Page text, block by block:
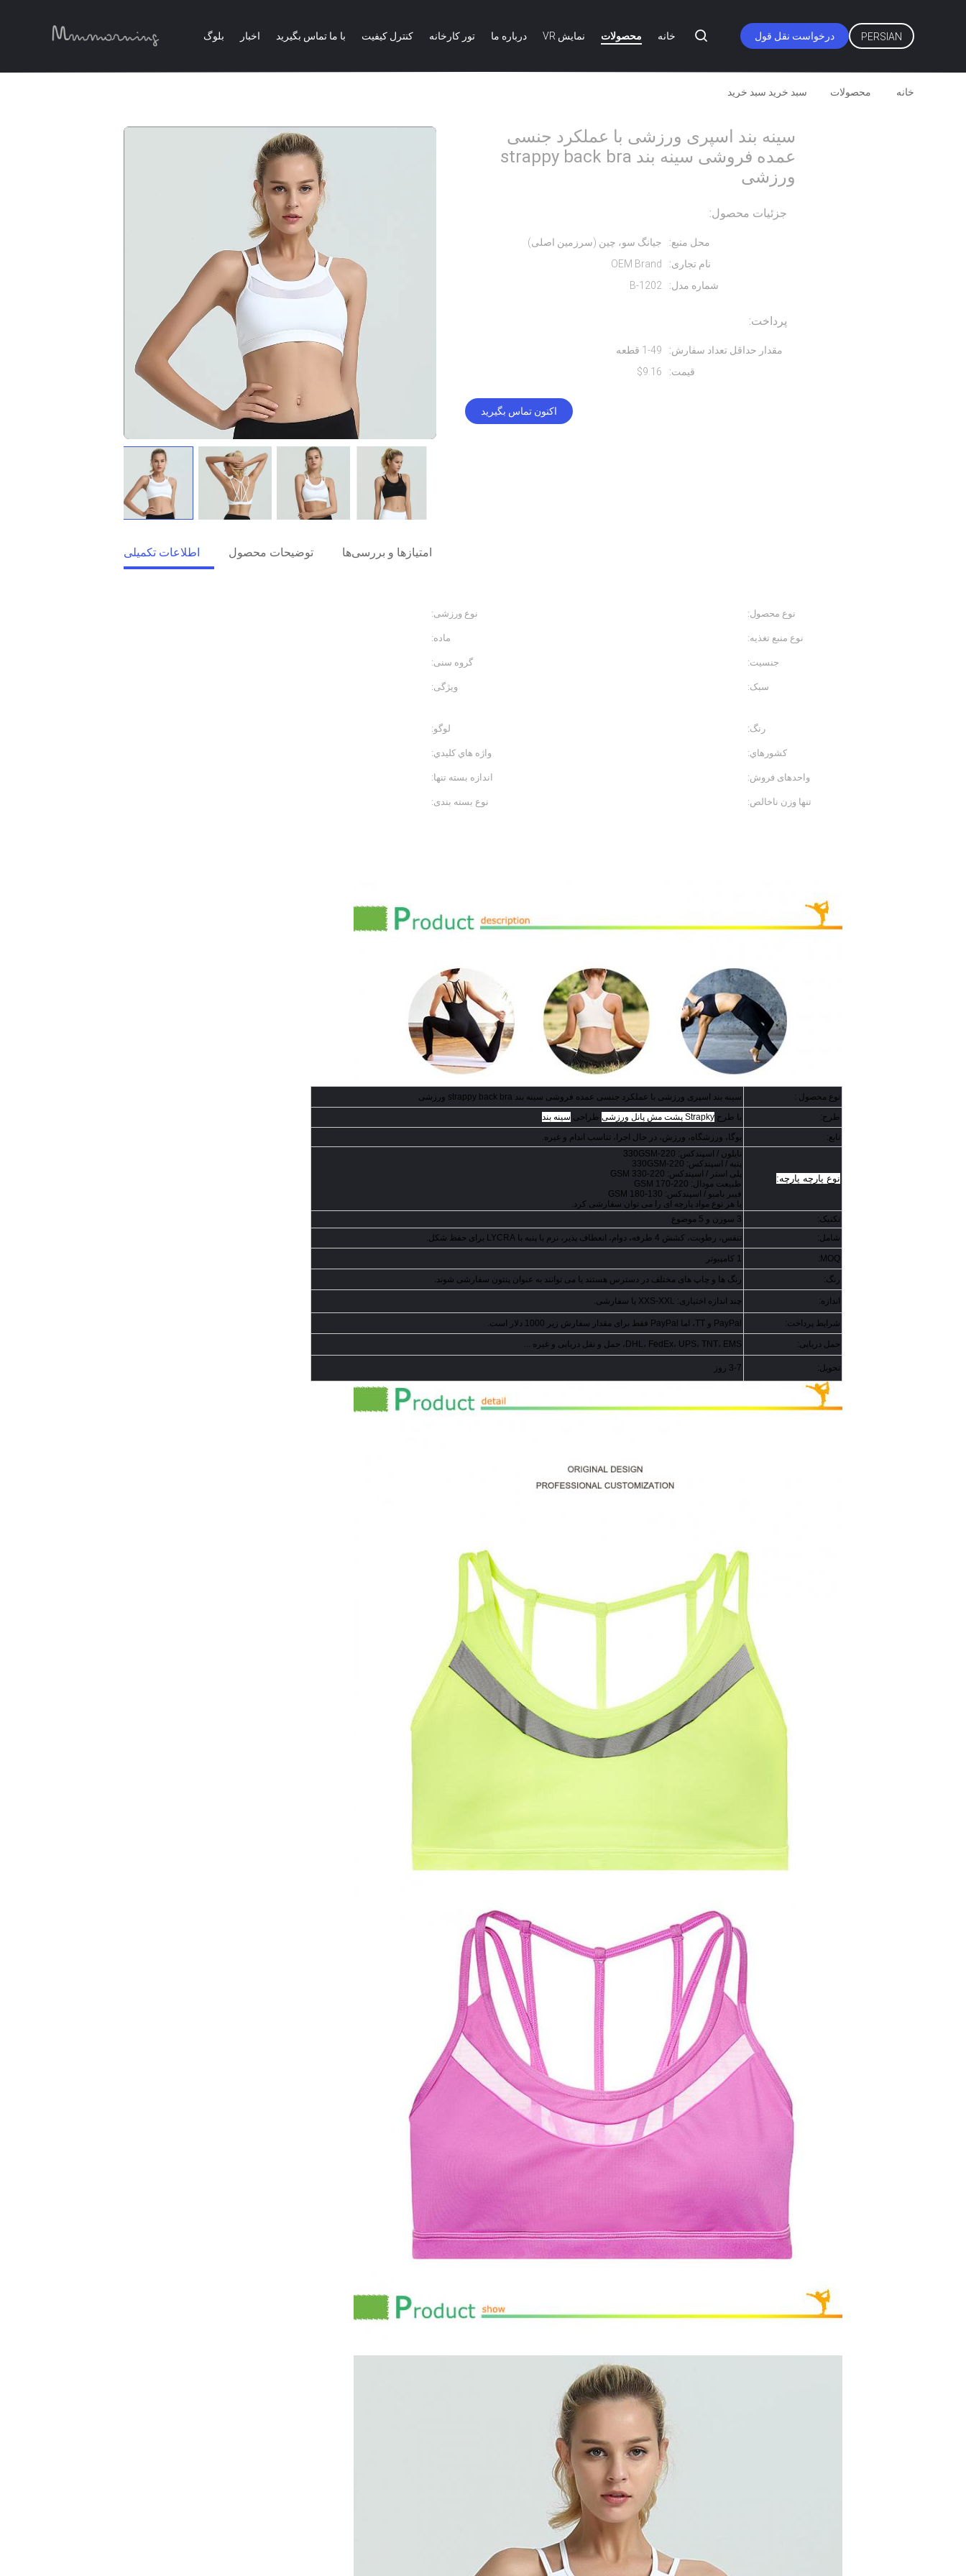
خانه محصولات نمایش VR درباره ما تور کارخانه کنترل کیفیت با ما تماس بگیرید اخبار بلوگ درخواست نقل قول PERSIAN
خانه محصولات سبد خرید سبد خرید
سینه بند اسپری ورزشی با عملکرد جنسی
عمده فروشی سینه بند strappy back bra
ورزشی
جزئیات محصول:
محل منبع:
جیانگ سو، چین (سرزمین اصلی)
نام تجاری:
OEM Brand
شماره مدل:
B-1202
پرداخت:
مقدار حداقل تعداد سفارش:
1-49 قطعه
قیمت:
$9.16
اکنون تماس بگیرید
اطلاعات تکمیلی توضیحات محصول امتیازها و بررسی‌ها
نوع محصول: نوع ورزشی:
نوع منبع تغذیه:
ماده:
جنسیت:
گروه سنی:
سبک:
ویژگی:
رنگ:
لوگو:
کشورهاي:
واژه هاي كليدي:
واحدهای فروش:
اندازه بسته تنها:
تنها وزن ناخالص:
نوع بسته بندی:
نوع محصول :
سینه بند اسپری ورزشی با عملکرد جنسی عمده فروشی سینه بند strappy back bra ورزشی
طرح:
با طرح Strapky پشت مش پانل ورزشی طراحی سینه بند
تابع:
یوگا، ورزشگاه، ورزش، در حال اجرا، تناسب اندام و غیره.
نوع پارچه پارچه:
نایلون / اسپندکس: 220-330GSM
پنبه / اسپندکس: 220-330GSM
پلی استر / اسپندکس: 220-330 GSM
طبیعت مودال: GSM 170-220
فیبر بامبو / اسپندکس: 130-180 GSM
یا هر نوع مواد پارچه ای را می توان سفارشی کرد.
تکنیک:
3 سوزن و 5 موضوع
شامل:
تنفس، رطوبت، کشش 4 طرفه، دوام، انعطاف پذیر، نرم با پنبه با LYCRA برای حفظ شکل.
MOQ: 1 کامپیوتر
رنگ: رنگ ها و چاپ های مختلف در دسترس هستند یا می توانند به عنوان پنتون سفارشی شوند.
اندازه: چند اندازه اختیاری: XXS-XXL یا سفارشی.
شرایط پرداخت: PayPal و TT، اما PayPal فقط برای مقدار سفارش زیر 1000 دلار است.
حمل دریایی: DHL، FedEx، UPS، TNT، EMS، حمل و نقل دریایی و غیره ...
تحویل: 3-7 روز